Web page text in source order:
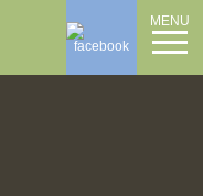
MENU